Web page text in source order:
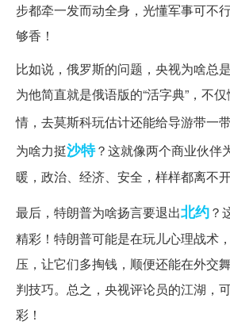
步都牵一发而动全身，光懂军事可不
够香！
比如说，俄罗斯的问题，央视为啥总
为他简直就是俄语版的“活字典”，不
情，去莫斯科玩估计还能给导游带一
为啥力挺沙特？这就像两个商业伙伴
暖，政治、经济、安全，样样都离不开
最后，特朗普为啥扬言要退出北约？
精彩！特朗普可能是在玩儿心理战术
压，让它们多掏钱，顺便还能在外交
判技巧。总之，央视评论员的江湖，
彩！